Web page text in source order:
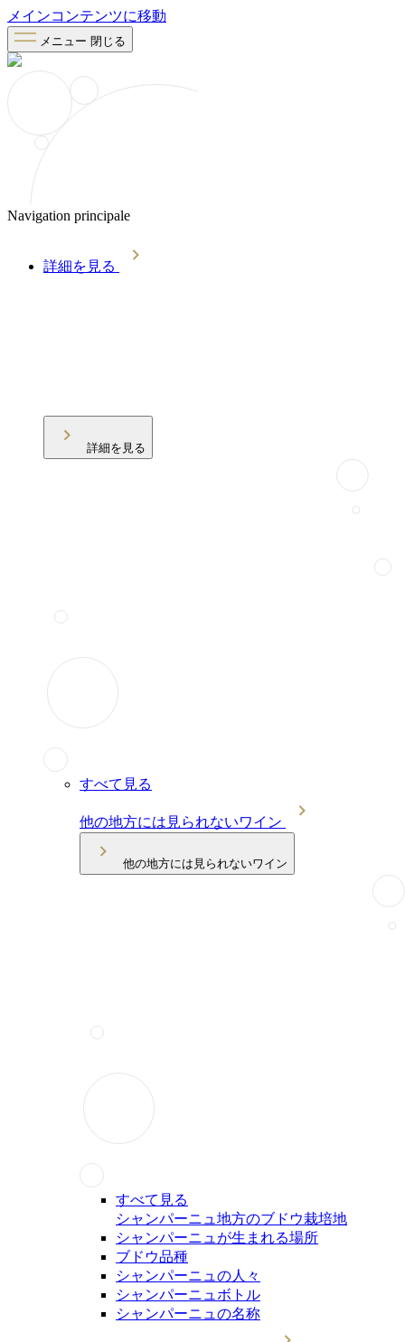
メインコンテンツに移動
メニュー 閉じる
Navigation principale
詳細を見る
詳細を見る
すべて見る
他の地方には見られないワイン
他の地方には見られないワイン
すべて見る
シャンパーニュ地方のブドウ栽培地
シャンパーニュが生まれる場所
ブドウ品種
シャンパーニュの人々
シャンパーニュボトル
シャンパーニュの名称